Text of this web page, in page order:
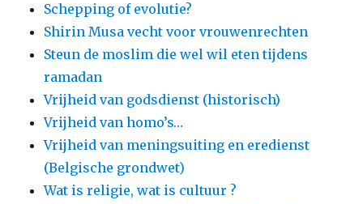
Schepping of evolutie?
Shirin Musa vecht voor vrouwenrechten
Steun de moslim die wel wil eten tijdens
ramadan
Vrijheid van godsdienst (historisch)
Vrijheid van homo’s…
Vrijheid van meningsuiting en eredienst
(Belgische grondwet)
Wat is religie, wat is cultuur ?